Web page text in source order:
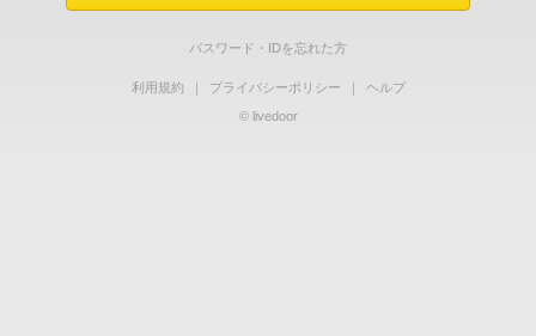
パスワード・IDを忘れた方
利用規約 ｜ プライバシーポリシー ｜
ヘルプ
© livedoor